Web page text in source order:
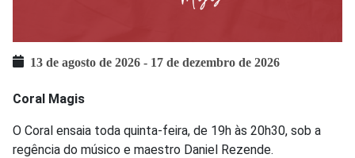
13 de agosto de 2026 - 17 de dezembro de 2026
Coral Magis
O Coral ensaia toda quinta-feira, de 19h às 20h30, sob a
regência do músico e maestro Daniel Rezende.